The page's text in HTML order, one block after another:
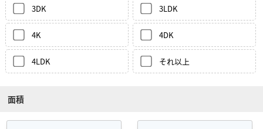
3DK 3LDK
4K 4DK
4LDK それ以上
面積